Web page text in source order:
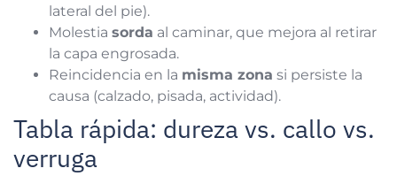
lateral del pie).
Molestia sorda al caminar, que mejora al retirar
la capa engrosada.
Reincidencia en la misma zona si persiste la
causa (calzado, pisada, actividad).
Tabla rápida: dureza vs. callo vs.
verruga